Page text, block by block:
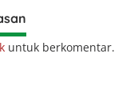
untuk berkomentar.